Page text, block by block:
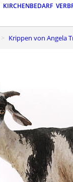
KIRCHENBEDARF
Krippen von Angela